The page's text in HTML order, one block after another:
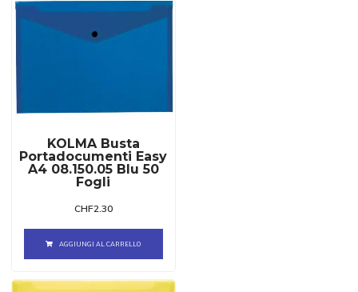
KOLMA Busta
Portadocumenti Easy
A4 08.150.05 Blu 50
Fogli
CHF2.30
AGGIUNGI AL CARRELLO